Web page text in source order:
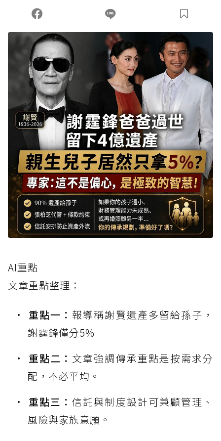
AI重點
文章重點整理：
重點一： 報導稱謝賢遺產多留給孫子，
謝霆鋒僅分5%
重點二： 文章強調傳承重點是按需求分
配，不必平均。
重點三：信託與制度設計可兼顧管理、
風險與家族意願。